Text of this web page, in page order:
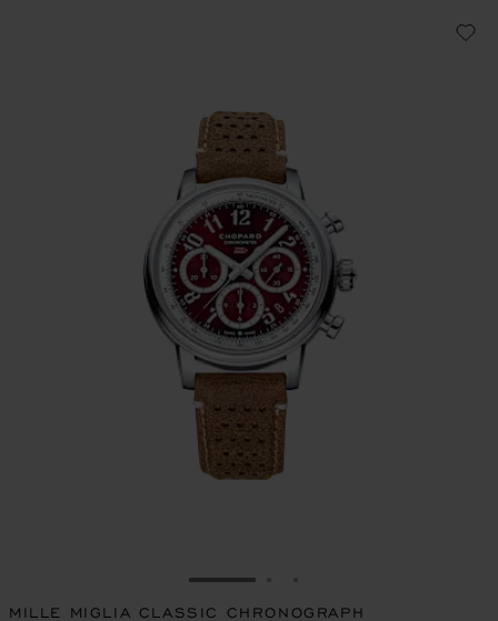
ZUR FOLIE GEHEN 1
MILLE MIGLIA CLASSIC CHRONOGRAPH